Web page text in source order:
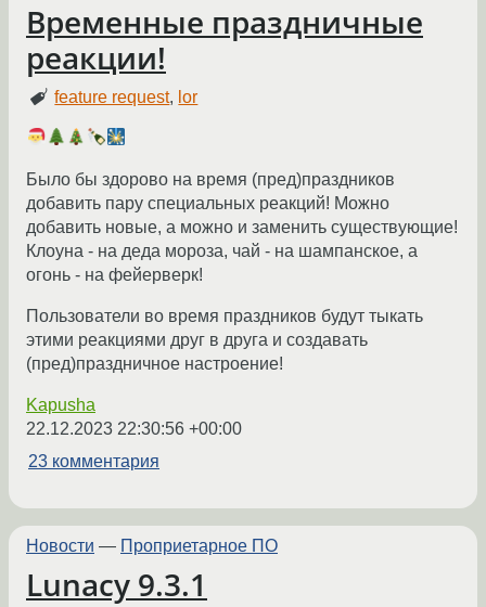
Временные праздничные
реакции!
feature request, lor
Было бы здорово на время (пред)праздников
добавить пару специальных реакций! Можно
добавить новые, а можно и заменить существующие!
Клоуна - на деда мороза, чай - на шампанское, а
огонь - на фейерверк!
Пользователи во время праздников будут тыкать
этими реакциями друг в друга и создавать
(пред)праздничное настроение!
Kapusha
22.12.2023 22:30:56 +00:00
23 комментария
Новости — Проприетарное ПО
Lunacy 9.3.1